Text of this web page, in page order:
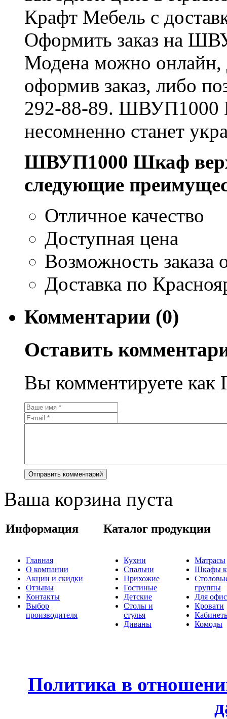
Крафт Мебель с
Оформить заказ на
Модена можно онлайн,
оформив заказ, либо
292-88-89. ШВУП1000
несомненно станет
ШВУП1000 Шкаф
следующие
Отличное качество
Доступная цена
Возможность заказа
Доставка по
Комментарии (0)
Оставить
Вы комментируете как
Ваша корзина пуста
Информация Каталог продукции
Главная
О компании
Акции и скидки
Отзывы
Контакты
Выбор
производителя
Кухни
Спальни
Прихожие
Гостиные
Детские
Столы и
стулья
Диваны
Матрасы
Шкафы
группы
Для
Кровати
Комоды
Политика в